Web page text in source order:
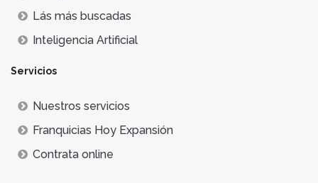
Lás más buscadas
Inteligencia Artificial
Servicios
Nuestros servicios
Franquicias Hoy Expansión
Contrata online